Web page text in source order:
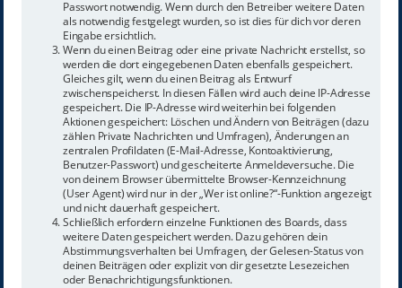
Passwort notwendig. Wenn durch den Betreiber weitere Daten
als notwendig festgelegt wurden, so ist dies für dich vor deren
Eingabe ersichtlich.
Wenn du einen Beitrag oder eine private Nachricht erstellst, so
werden die dort eingegebenen Daten ebenfalls gespeichert.
Gleiches gilt, wenn du einen Beitrag als Entwurf
zwischenspeicherst. In diesen Fällen wird auch deine IP-Adresse
gespeichert. Die IP-Adresse wird weiterhin bei folgenden
Aktionen gespeichert: Löschen und Ändern von Beiträgen (dazu
zählen Private Nachrichten und Umfragen), Änderungen an
zentralen Profildaten (E-Mail-Adresse, Kontoaktivierung,
Benutzer-Passwort) und gescheiterte Anmeldeversuche. Die
von deinem Browser übermittelte Browser-Kennzeichnung
(User Agent) wird nur in der „Wer ist online?“-Funktion angezeigt
und nicht dauerhaft gespeichert.
Schließlich erfordern einzelne Funktionen des Boards, dass
weitere Daten gespeichert werden. Dazu gehören dein
Abstimmungsverhalten bei Umfragen, der Gelesen-Status von
deinen Beiträgen oder explizit von dir gesetzte Lesezeichen
oder Benachrichtigungsfunktionen.